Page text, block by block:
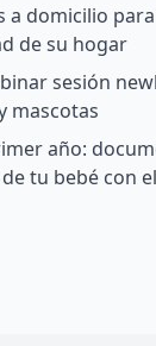
a domicilio
de su hogar
sesión
mascotas
año:
tu bebé con